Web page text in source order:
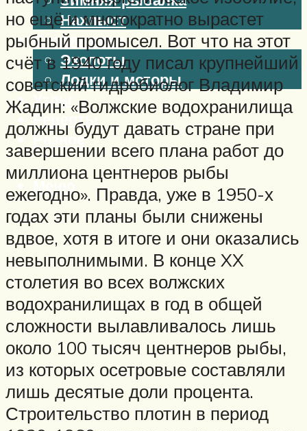
Нахлыст
Снаряжение
Эхолоты
Лодки и моторы
Узлы
Рецепты
Разное
Меню
но ещё и многократно вырастет
рыбный промысел. Вот что на этот
счёт в 1940 году писал крупнейший
советский гидробиолог Владимир
Жадин: «Волжские водохранилища
должны будут давать стране при
завершении всего плана работ до
миллиона центнеров рыбы
ежегодно». Правда, уже в 1950-х
годах эти планы были снижены
вдвое, хотя в итоге и они оказались
невыполнимыми. В конце XX
столетия во всех волжских
водохранилищах в год в общей
сложности вылавливалось лишь
около 100 тысяч центнеров рыбы,
из которых осетровые составляли
лишь десятые доли процента.
Строительство плотин в период